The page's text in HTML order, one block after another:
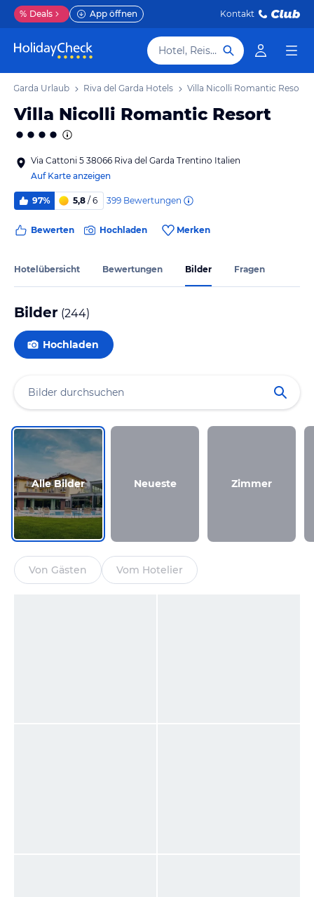
% Deals App öffnen Kontakt
Hotel, Reiseziel
Garda Urlaub Riva del Garda Hotels Villa Nicolli Romantic Resort
Villa Nicolli Romantic Resort
Via Cattoni 5 38066 Riva del Garda Trentino Italien
Auf Karte anzeigen
97% 5,8 / 6 399 Bewertungen
Bewerten Hochladen Merken
Hotelübersicht Bewertungen Bilder Fragen
Bilder (244)
Hochladen
Alle Bilder Neueste Zimmer
Von Gästen Vom Hotelier